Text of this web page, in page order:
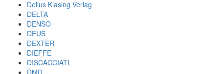
Delius Klasing Verlag
DELTA
DENSO
DEUS
DEXTER
DIEFFE
DISCACCIATI
DMD